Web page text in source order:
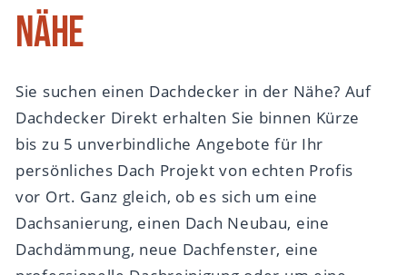
Nähe
Sie suchen einen Dachdecker in der Nähe? Auf
Dachdecker Direkt erhalten Sie binnen Kürze
bis zu 5 unverbindliche Angebote für Ihr
persönliches Dach Projekt von echten Profis
vor Ort. Ganz gleich, ob es sich um eine
Dachsanierung, einen Dach Neubau, eine
Dachdämmung, neue Dachfenster, eine